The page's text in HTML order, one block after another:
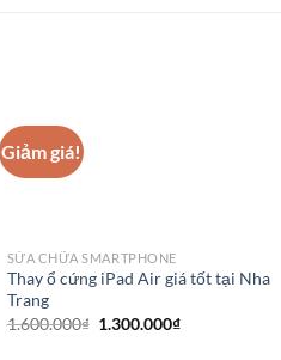
Giảm giá!
SỬA CHỮA SMARTPHONE
Thay ổ cứng iPad Air giá tốt tại Nha
Trang
1.600.000₫ Giá
1.300.000₫Giá